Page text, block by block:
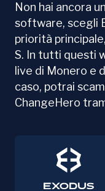
Non hai ancora
software, scegli
priorità
S. In tutti questi
live di Monero e
caso, potrai
ChangeHero